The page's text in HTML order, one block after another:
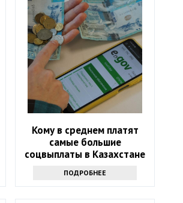
Кому в среднем платят
самые большие
соцвыплаты в Казахстане
ПОДРОБНЕЕ